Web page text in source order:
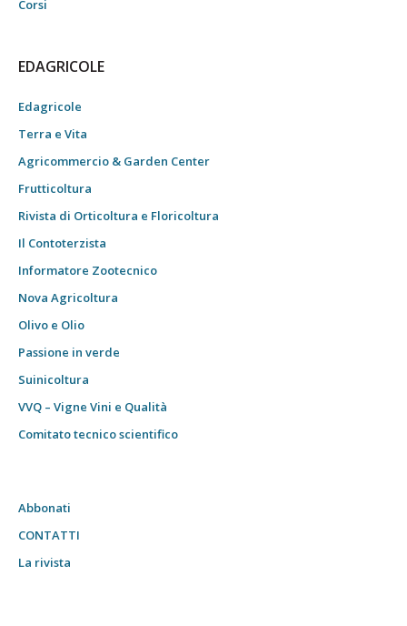
Corsi
EDAGRICOLE
Edagricole
Terra e Vita
Agricommercio & Garden Center
Frutticoltura
Rivista di Orticoltura e Floricoltura
Il Contoterzista
Informatore Zootecnico
Nova Agricoltura
Olivo e Olio
Passione in verde
Suinicoltura
VVQ – Vigne Vini e Qualità
Comitato tecnico scientifico
Abbonati
CONTATTI
La rivista